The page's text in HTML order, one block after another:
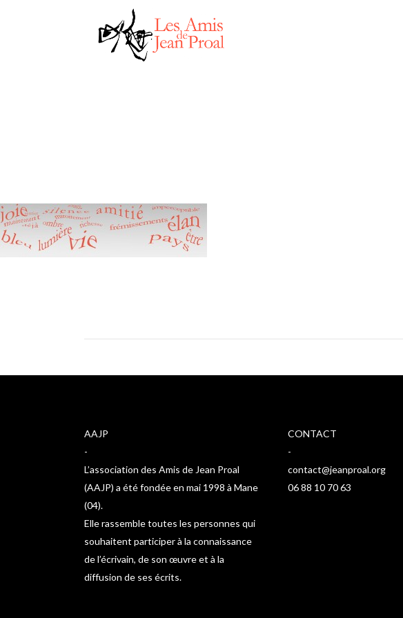
AAJP
-
L’association des Amis de Jean Proal
(AAJP) a été fondée en mai 1998 à Mane
(04).
Elle rassemble toutes les personnes qui
souhaitent participer à la connaissance
de l’écrivain, de son œuvre et à la
diffusion de ses écrits.
CONTACT
-
contact@jeanproal.org
06 88 10 70 63